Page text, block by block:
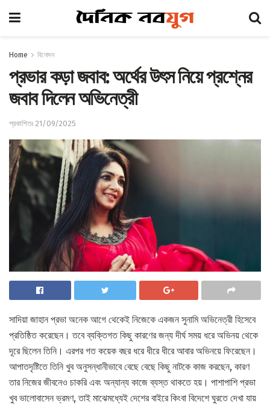
Home বিনোদন
প্রভার কড়া জবাব: অর্থের উৎস নিয়ে প্রশ্নের
জবাব দিলেন অভিনেত্রী
প্রকাশিতঃ 21/09/2025
সাদিয়া জাহান প্রভা অনেক আগে থেকেই নিজেকে একজন সুনামি অভিনেত্রী হিসেবে
প্রতিষ্ঠিত করেছেন। তবে ব্যক্তিগত কিছু কারণের জন্য দীর্ঘ সময় ধরে অভিনয় থেকে
দূরে ছিলেন তিনি। এরপর গত কয়েক বছর ধরে ধীরে ধীরে আবার অভিনয়ে ফিরেছেন।
আপাতদৃষ্টিতে তিনি খুব অনুসন্ধানীভাবে বেছে বেছে কিছু নাটকে কাজ করছেন, কারণ
তার নিজের জীবনেও চাকরি এবং অন্যান্য কাজে ব্যস্ত থাকতে হয়। পাশাপাশি প্রভা
খুব ভালোবাসেন ভ্রমণ, তাই মাঝেমধ্যেই দেশের বাইরে কিংবা বিদেশে ঘুরতে দেখা যায়